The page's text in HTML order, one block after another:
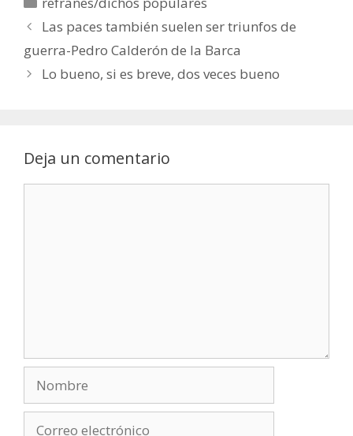
Las paces también suelen ser triunfos de
guerra-Pedro Calderón de la Barca
Lo bueno, si es breve, dos veces bueno
Deja un comentario